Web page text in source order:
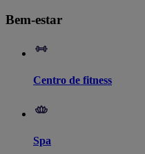
Bem-estar
Centro de fitness
Spa